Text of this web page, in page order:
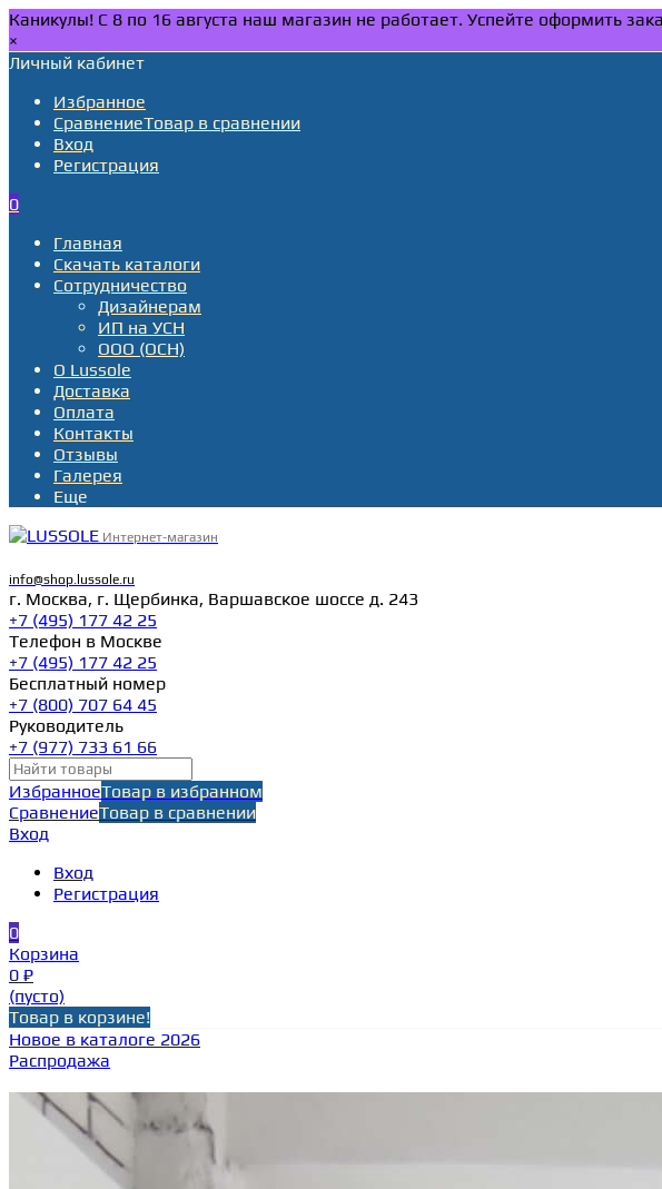
Каникулы! С 8 по 16 августа наш магазин не работает. Успейте оформить
×
Личный кабинет
Избранное
СравнениеТовар в сравнении
Вход
Регистрация
0
Главная
Скачать каталоги
Сотрудничество
Дизайнерам
ИП на УСН
ООО (ОСН)
О Lussole
Доставка
Оплата
Контакты
Отзывы
Галерея
Еще
Интернет-магазин
info@shop.lussole.ru
г. Москва, г. Щербинка, Варшавское шоссе д. 243
+7 (495) 177 42 25
Телефон в Москве
+7 (495) 177 42 25
Бесплатный номер
+7 (800) 707 64 45
Руководитель
+7 (977) 733 61 66
ИзбранноеТовар в избранном
СравнениеТовар в сравнении
Вход
Вход
Регистрация
0
Корзина
0 ₽
(пусто)
Товар в корзине!
Новое в каталоге 2026
Распродажа